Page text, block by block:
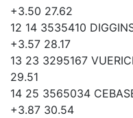
+3.50 27.62
12 14 3535410
+3.57 28.17
13 23 3295167
29.51
14 25 3565034
+3.87 30.54